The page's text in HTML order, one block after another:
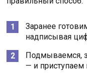
Заранее
надписывая
Подмываемся,
— и приступаем